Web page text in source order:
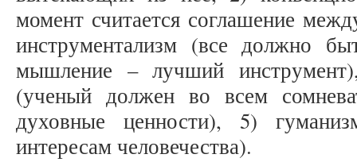
момент считается соглашение
инструментализм (все должно
мышление – лучший
(ученый должен во всем
духовные ценности), 5)
интересам человечества).